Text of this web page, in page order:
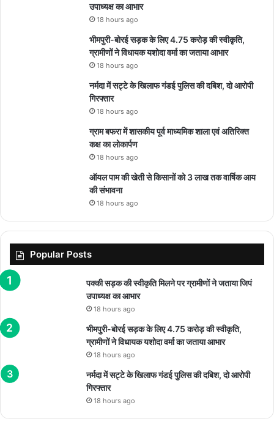
उपाध्यक्ष का आभार
18 hours ago
भीमपुरी-बोरई सड़क के लिए 4.75 करोड़ की स्वीकृति,
ग्रामीणों ने विधायक यशोदा वर्मा का जताया आभार
18 hours ago
नर्मदा में सट्टे के खिलाफ गंडई पुलिस की दबिश, दो आरोपी
गिरफ्तार
18 hours ago
ग्राम बफरा में शासकीय पूर्व माध्यमिक शाला एवं अतिरिक्त
कक्ष का लोकार्पण
18 hours ago
ऑयल पाम की खेती से किसानों को 3 लाख तक वार्षिक आय
की संभावना
18 hours ago
Popular Posts
पक्की सड़क की स्वीकृति मिलने पर ग्रामीणों ने जताया जिपं
उपाध्यक्ष का आभार
18 hours ago
भीमपुरी-बोरई सड़क के लिए 4.75 करोड़ की स्वीकृति,
ग्रामीणों ने विधायक यशोदा वर्मा का जताया आभार
18 hours ago
नर्मदा में सट्टे के खिलाफ गंडई पुलिस की दबिश, दो आरोपी
गिरफ्तार
18 hours ago